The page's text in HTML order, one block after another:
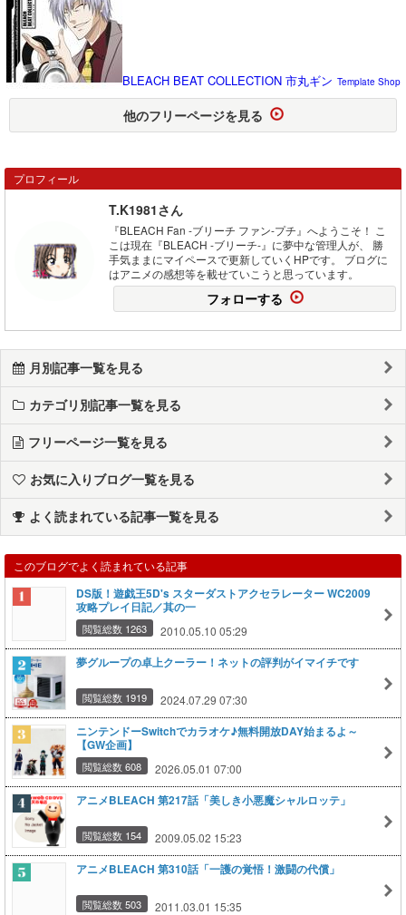
BLEACH BEAT COLLECTION 市丸ギン Template Shop
他のフリーページを見る
プロフィール
T.K1981さん
『BLEACH Fan -ブリーチ ファン-プチ』へようこそ！ こ
こは現在『BLEACH -ブリーチ-』に夢中な管理人が、 勝
手気ままにマイペースで更新していくHPです。 ブログに
はアニメの感想等を載せていこうと思っています。
フォローする
月別記事一覧を見る
カテゴリ別記事一覧を見る
フリーページ一覧を見る
お気に入りブログ一覧を見る
よく読まれている記事一覧を見る
このブログでよく読まれている記事
DS版！遊戯王5D's スターダストアクセラレーター WC2009
攻略プレイ日記／其の一
閲覧総数 1263 2010.05.10 05:29
夢グループの卓上クーラー！ネットの評判がイマイチです
閲覧総数 1919 2024.07.29 07:30
ニンテンドーSwitchでカラオケ♪無料開放DAY始まるよ～
【GW企画】
閲覧総数 608 2026.05.01 07:00
アニメBLEACH 第217話「美しき小悪魔シャルロッテ」
閲覧総数 154 2009.05.02 15:23
アニメBLEACH 第310話「一護の覚悟！激闘の代償」
閲覧総数 503 2011.03.01 15:35